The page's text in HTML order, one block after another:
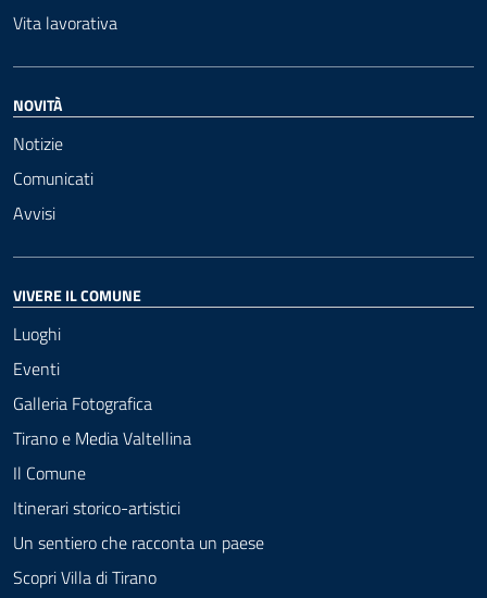
Vita lavorativa
NOVITÀ
Notizie
Comunicati
Avvisi
VIVERE IL COMUNE
Luoghi
Eventi
Galleria Fotografica
Tirano e Media Valtellina
Il Comune
Itinerari storico-artistici
Un sentiero che racconta un paese
Scopri Villa di Tirano